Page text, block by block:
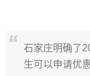
石家庄明确了
生可以申请优